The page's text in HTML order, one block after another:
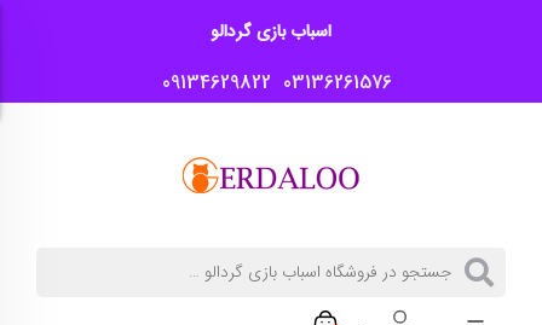
اسباب بازی گردالو
03136261576
09134629822